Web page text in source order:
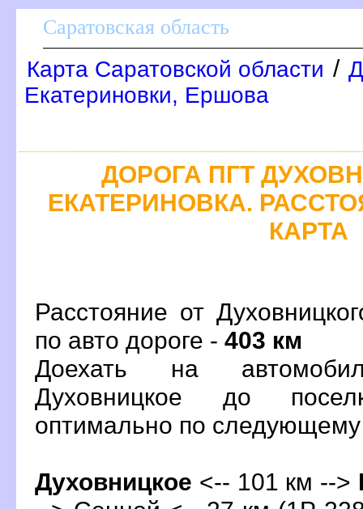
Саратовская область
Карта Саратовской области /
Екатериновки, Ершова
ДОРОГА ПГТ
ЕКАТЕРИНОВКА.
КАРТА
Расстояние от
по авто дороге - 403 км
Доехать на
Духовницкое до
оптимально по
Духовницкое <-- 101 км -->